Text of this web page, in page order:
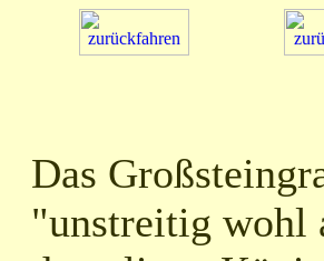
Das
"unstreitig wohl